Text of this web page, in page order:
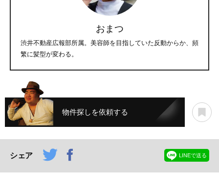
おまつ
渋井不動産広報部所属。美容師を目指していた反動からか、頻
繁に髪型が変わる。
物件探しを依頼する
シェア LINEで送る